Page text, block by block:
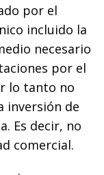
por el
incluido la
necesario
por el
lo tanto no
inversión de
Es decir, no
comercial.